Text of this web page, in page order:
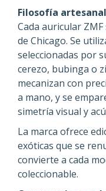
Filosofía
Cada auricular
de Chicago. Se
seleccionadas por
cerezo, bubinga o
mecanizan con
a mano, y se
simetría visual y
La marca ofrece
exóticas que se
convierte a cada
coleccionable.